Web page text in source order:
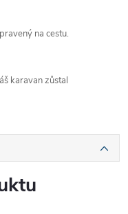
na cestu.
karavan zůstal